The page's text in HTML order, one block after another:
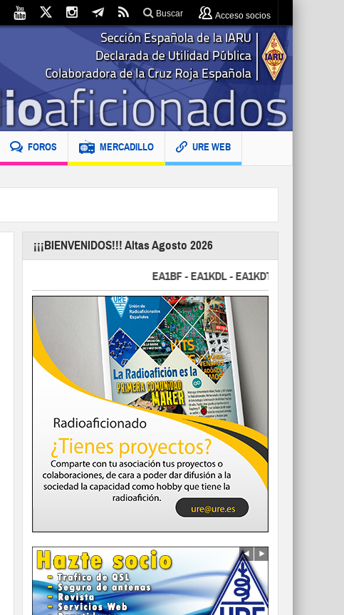
Buscar Acceso socios
FOROS MERCADILLO URE WEB
¡¡¡BIENVENIDOS!!! Altas Agosto 2026
EA1BF - EA1KDL - EA1KDT - EA2FBJ -